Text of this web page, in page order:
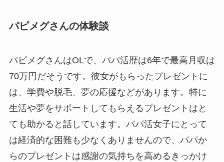
パピメグさんの体験談
パピメグさんはOLで、パパ活歴は6年で最高月収は
70万円だそうです。彼女がもらったプレゼントに
は、学費や脱毛、夢の応援などがあります。特に
生活や夢をサポートしてもらえるプレゼントはと
ても助かると話しています。パパ活女子にとって
は経済的な困難も少なくありませんので、パパか
らのプレゼントは感謝の気持ちを高めるきっかけ